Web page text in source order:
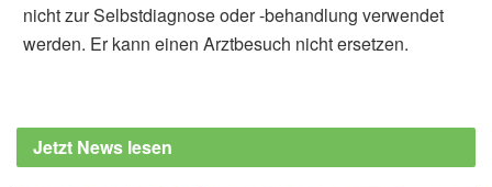
nicht zur Selbstdiagnose oder -behandlung verwendet
werden. Er kann einen Arztbesuch nicht ersetzen.
Jetzt News lesen